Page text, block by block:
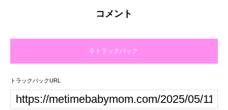
コメント
0 トラックバック
トラックバックURL